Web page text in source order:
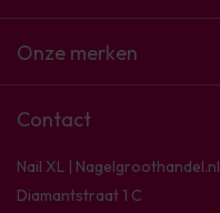
Onze merken
Contact
Nail XL | Nagelgroothandel.nl
Diamantstraat 1 C